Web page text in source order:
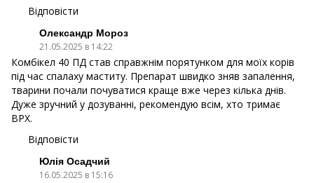
Відповісти
Олександр Мороз
21.05.2025 в 14:22
Комбікел 40 ПД став справжнім порятунком для моїх корів
під час спалаху маститу. Препарат швидко зняв запалення,
тварини почали почуватися краще вже через кілька днів.
Дуже зручний у дозуванні, рекомендую всім, хто тримає
ВРХ.
Відповісти
Юлія Осадчий
16.05.2025 в 15:16